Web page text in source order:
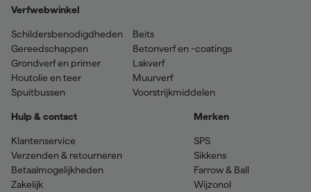
Verfwebwinkel
Schildersbenodigdheden
Gereedschappen
Grondverf en primer
Houtolie en teer
Spuitbussen
Beits
Betonverf en -coatings
Lakverf
Muurverf
Voorstrijkmiddelen
Hulp & contact
Klantenservice
Verzenden & retourneren
Betaalmogelijkheden
Zakelijk
Merken
SPS
Sikkens
Farrow & Ball
Wijzonol